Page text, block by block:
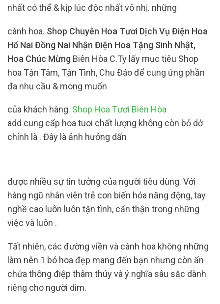
nhất có thể & kịp lúc độc nhất vô nhị. những
cành hoa. Shop Chuyên Hoa Tươi Dịch Vụ Điện Hoa
Hố Nai Đồng Nai Nhận Điện Hoa Tặng Sinh Nhật,
Hoa Chúc Mừng Biên Hòa C.Ty lấy mục tiêu Shop
hoa Tận Tâm, Tận Tình, Chu Đáo để cung ứng phần
đa nhu cầu & mong muốn
của khách hàng. Shop Hoa Tươi Biên Hòa
add cung cấp hoa tuoi chất lượng không còn bỏ dở
chính là . Đây là ảnh hưởng dấn
được nhiều sự tin tưởng của người tiêu dùng. Với
hàng ngũ nhân viên trẻ con biến hóa năng động, tay
nghề cao luôn luôn tận tình, cẩn thận trong những
việc và luôn .
Tất nhiên, các đường viền và cành hoa không những
làm nên 1 bó hoa đẹp mang đến bạn nhưng còn ẩn
chứa thông điệp thâm thúy và ý nghĩa sâu sắc dành
riêng cho người dìm.